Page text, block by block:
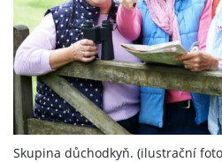
Skupina důchodkyň. (ilustrační